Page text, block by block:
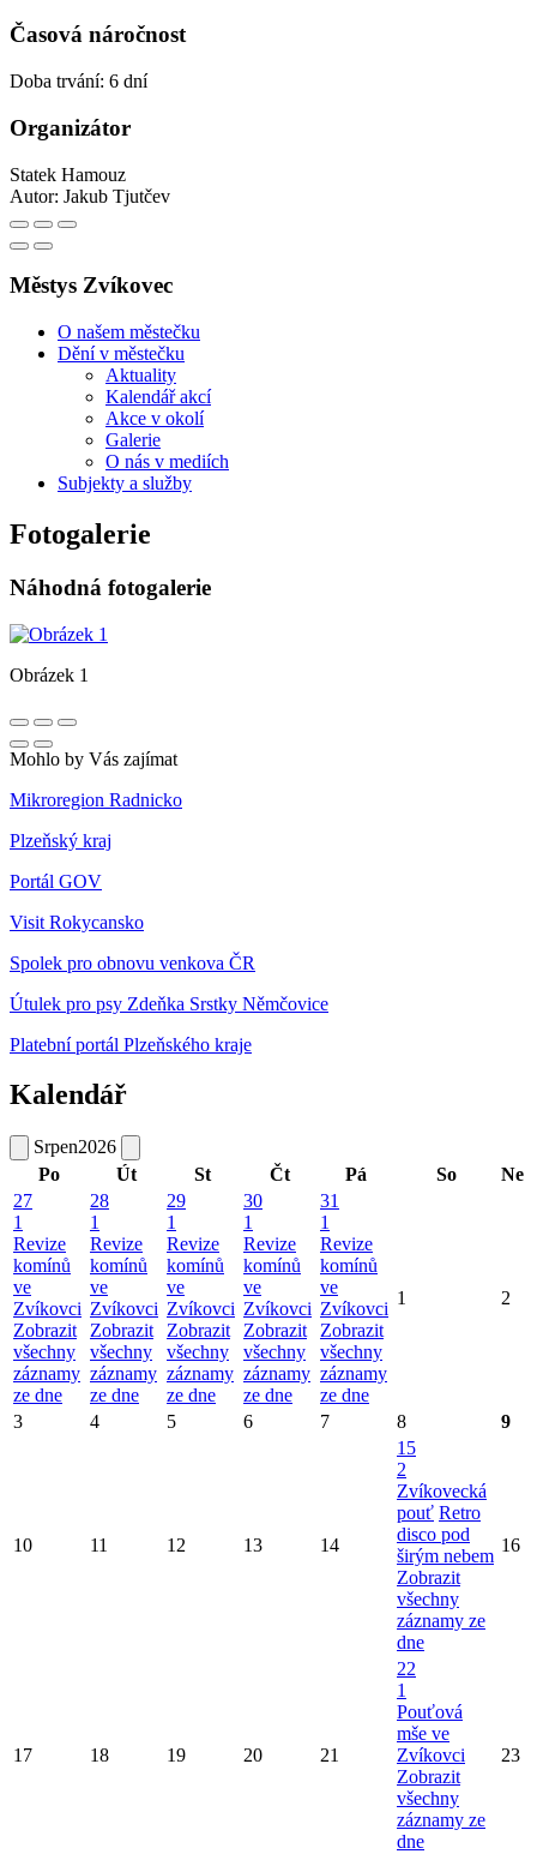
Časová náročnost
Doba trvání: 6 dní
Organizátor
Statek Hamouz
Autor: Jakub Tjutčev
Městys Zvíkovec
O našem městečku
Dění v městečku
Aktuality
Kalendář akcí
Akce v okolí
Galerie
O nás v mediích
Subjekty a služby
Fotogalerie
Náhodná fotogalerie
Obrázek 1
Mohlo by Vás zajímat
Mikroregion Radnicko
Plzeňský kraj
Portál GOV
Visit Rokycansko
Spolek pro obnovu venkova ČR
Útulek pro psy Zdeňka Srstky Němčovice
Platební portál Plzeňského kraje
Kalendář
Srpen2026
Po
Út St Čt Pá So
Ne
27
1
Revize
komínů
ve
Zvíkovci
Zobrazit
všechny
záznamy
ze dne
28
1
Revize
komínů
ve
Zvíkovci
Zobrazit
všechny
záznamy
ze dne
29
1
Revize
komínů
ve
Zvíkovci
Zobrazit
všechny
záznamy
ze dne
30
1
Revize
komínů
ve
Zvíkovci
Zobrazit
všechny
záznamy
ze dne
31
1
Revize
komínů
ve
Zvíkovci
Zobrazit
všechny
záznamy
ze dne
1 2
3 4 5 6 7 8 9
10 11 12 13 14
15
2
Zvíkovecká
pouť Retro
disco pod
širým nebem
Zobrazit
všechny
záznamy ze
dne
16
17 18 19 20 21
22
1
Pouťová
mše ve
Zvíkovci
Zobrazit
všechny
záznamy ze
dne
23